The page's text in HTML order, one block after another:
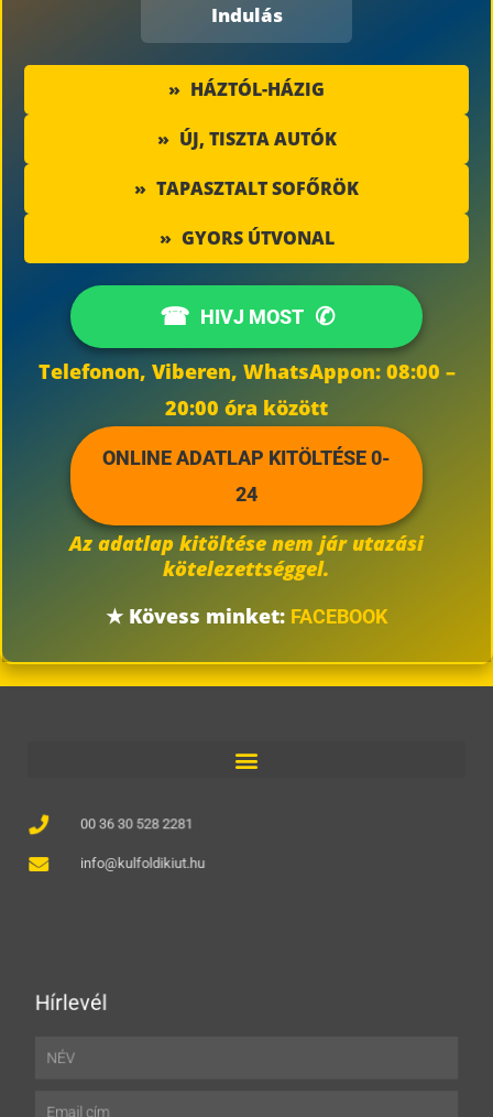
Indulás
» HÁZTÓL-HÁZIG
» ÚJ, TISZTA AUTÓK
» TAPASZTALT SOFŐRÖK
» GYORS ÚTVONAL
☎ HIVJ MOST ✆
Telefonon, Viberen, WhatsAppon: 08:00 –
20:00 óra között
ONLINE ADATLAP KITÖLTÉSE 0-
24
Az adatlap kitöltése nem jár utazási
kötelezettséggel.
★ Kövess minket: FACEBOOK
00 36 30 528 2281
info@kulfoldikiut.hu
Hírlevél